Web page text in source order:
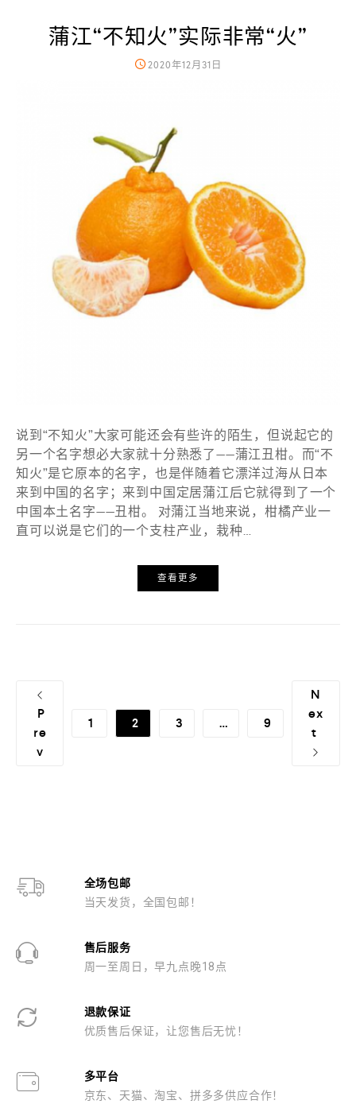
蒲江“不知火”实际非常“火”
2020年12月31日
说到“不知火”大家可能还会有些许的陌生，但说起它的
另一个名字想必大家就十分熟悉了——蒲江丑柑。而“不
知火”是它原本的名字，也是伴随着它漂洋过海从日本
来到中国的名字；来到中国定居蒲江后它就得到了一个
中国本土名字——丑柑。 对蒲江当地来说，柑橘产业一
直可以说是它们的一个支柱产业，栽种…
查看更多
P
re
v
1 2 3 … 9
N
ex
t
全场包邮
当天发货，全国包邮！
售后服务
周一至周日，早九点晚18点
退款保证
优质售后保证，让您售后无忧！
多平台
京东、天猫、淘宝、拼多多供应合作！